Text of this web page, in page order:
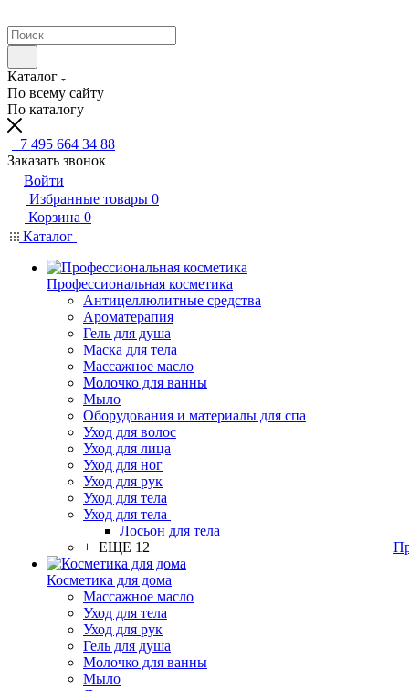
Каталог
По всему сайту
По каталогу
+7 495 664 34 88
Заказать звонок
Войти
Избранные товары 0
Корзина 0
Каталог
Профессиональная косметика
Антицеллюлитные средства
Ароматерапия
Гель для душа
Маска для тела
Массажное масло
Молочко для ванны
Мыло
Оборудования и материалы для спа
Уход для волос
Уход для лица
Уход для ног
Уход для рук
Уход для тела
Уход для тела
Лосьон для тела
+ ЕЩЕ 12
Косметика для дома
Массажное масло
Уход для тела
Уход для рук
Гель для душа
Молочко для ванны
Мыло